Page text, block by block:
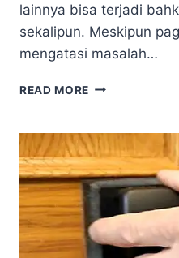
lainnya bisa terjadi
sekalipun. Meskipun
mengatasi masalah…
READ MORE JENIS
ANTIMALING
DAN
CARA
FINISHINGNYA